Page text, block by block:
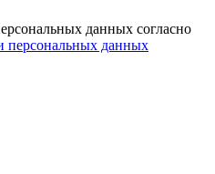
данных согласно
персональных данных